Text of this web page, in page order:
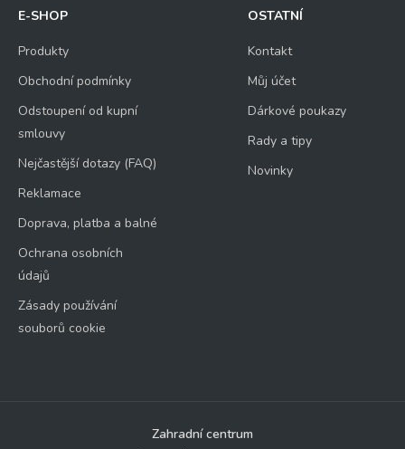
E-SHOP
Produkty
Obchodní podmínky
Odstoupení od kupní
smlouvy
Nejčastější dotazy (FAQ)
Reklamace
Doprava, platba a balné
Ochrana osobních
údajů
Zásady používání
souborů cookie
OSTATNÍ
Kontakt
Můj účet
Dárkové poukazy
Rady a tipy
Novinky
Zahradní centrum